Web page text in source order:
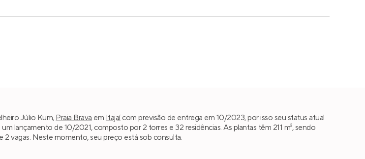
Júlio Kum,Praia Brava em Itajaícom previsão de entrega em 10/2023, por isso seu status atual
um lançamento de 10/2021, composto por 2 torres e 32 residências. As plantas têm 211 m², sendo
2 vagas. Neste momento, seu preço está sob consulta.